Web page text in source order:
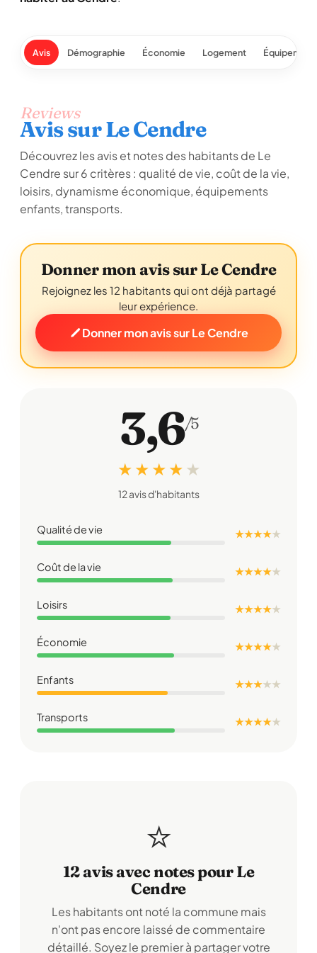
Avis Démographie Économie Logement
Reviews
Avis sur Le Cendre
Découvrez les avis et notes des habitants de Le
Cendre sur 6 critères : qualité de vie, coût de la vie,
loisirs, dynamisme économique, équipements
enfants, transports.
Donner mon avis sur Le Cendre
Rejoignez les 12 habitants qui ont déjà partagé
leur expérience.
Donner mon avis sur Le Cendre
3,6/5
★ ★ ★ ★ ★
12 avis d'habitants
Qualité de vie ★ ★ ★ ★★
Coût de la vie ★ ★ ★ ★★
Loisirs ★ ★ ★ ★★
Économie ★ ★ ★ ★★
Enfants ★ ★ ★★★
Transports ★ ★ ★ ★★
⭐
12 avis avec notes pour Le
Cendre
Les habitants ont noté la commune mais
n'ont pas encore laissé de commentaire
détaillé. Soyez le premier à partager votre